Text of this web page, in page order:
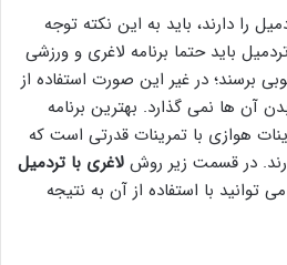
را دارند، باید به این نکته توجه
باید حتما برنامه لاغری و ورزشی
برسند؛ در غیر این صورت استفاده از
آن ها نمی گذارد. بهترین برنامه
هوازی با تمرینات قدرتی است که
در قسمت زیر روش لاغری با تردمیل
توانید با استفاده از آن به نتیجه